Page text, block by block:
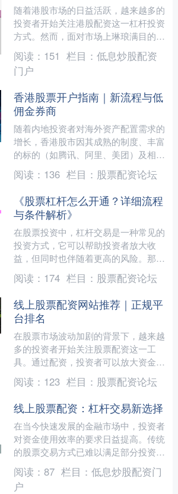
随着港股市场的日益活跃，越来越多的
投资者开始关注港股配资这一杠杆投资
方式。然而，面对市场上琳琅满目的港
股配资软件和平台股票配资知识，许多
投资者不禁困惑：港股配资....
阅读： 151 栏目： 低息炒股配资
门户
香港股票开户指南｜新流程与低
佣金券商
随着内地投资者对海外资产配置需求的
增长，香港股市因其成熟的制度、丰富
的标的（如腾讯、阿里、美团）及相对
自由的交易环境，成为许多人的首选。
然而，开户流程、券商选择....
阅读： 136 栏目： 股票配资论坛
《股票杠杆怎么开通？详细流程
与条件解析》
在股票投资中，杠杆交易是一种常见的
投资方式，它可以帮助投资者放大收
益，但同时也伴随着更高的风险。那
么，股票杠杆怎么开通？需要满足哪些
条件？本文将为您详细解析开通....
阅读： 174 栏目： 股票配资论坛
线上股票配资网站推荐｜正规平
台排名
在股票市场波动加剧的背景下，越来越
多的投资者开始关注股票配资这一工
具。通过配资，投资者可以放大资金使
用效率，在行情向好时获取更高收益。
然而，市场上配资平台鱼龙混....
阅读： 123 栏目： 股票配资论坛
线上股票配资：杠杆交易新选择
在当今快速发展的金融市场中，投资者
对资金使用效率的要求日益提高。传统
的股票交易方式已难以满足部分投资者
扩大收益的需求股票配资知识，而**线
上股票配资**作为一种....
阅读： 87 栏目： 低息炒股配资门
户